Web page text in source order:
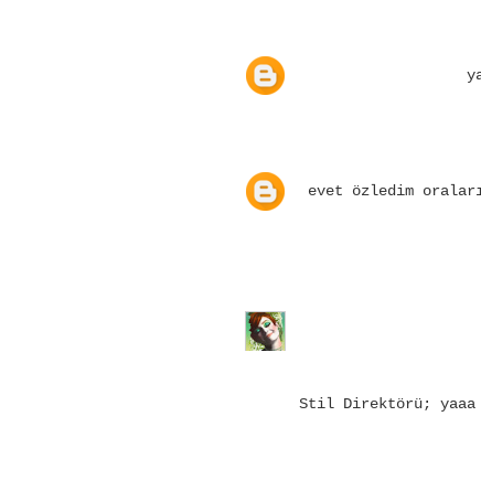
evet özledim
Stil Direktörü; yaaa